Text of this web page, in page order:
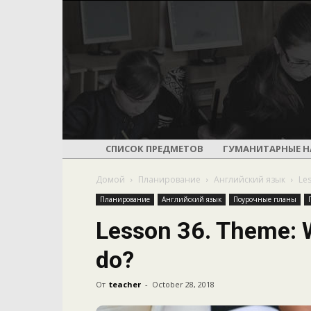
СПИСОК ПРЕДМЕТОВ ГУМАНИТАРНЫЕ
Домой Планирование Английский язык
Планирование Английский язык Поурочные планы
Lesson 36. Theme:
do?
От teacher - October 28, 2018